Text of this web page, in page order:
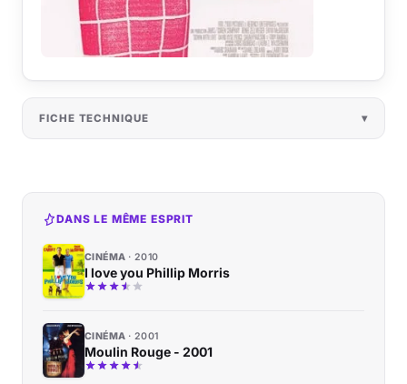
FICHE TECHNIQUE
DANS LE MÊME ESPRIT
CINÉMA 2010
I love you Phillip Morris
CINÉMA 2001
Moulin Rouge - 2001